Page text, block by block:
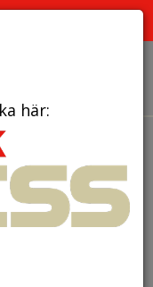
Del2
här: